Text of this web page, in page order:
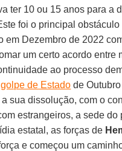
ter 10 ou 15 anos para a
foi o principal obstáculo
em Dezembro de 2022
um certo acordo entre
ao processo
golpe de Estado de
sua dissolução, com o
estrangeiros, a sede do
estatal, as forças de
e começou um